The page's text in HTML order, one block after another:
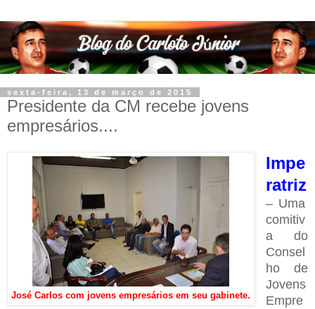
sexta-feira, 13 de março de 2015
Presidente da CM recebe jovens
empresários....
José Carlos com jovens empresários em seu gabinete.
Impe
ratriz
– Uma
comitiv
a do
Consel
ho de
Jovens
Empre